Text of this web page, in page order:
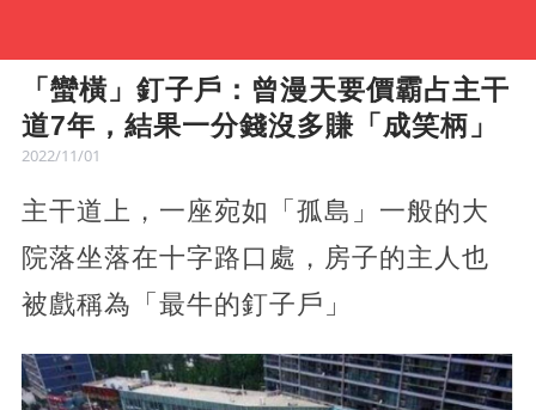
「蠻橫」釘子戶：曾漫天要價霸占主干
道7年，結果一分錢沒多賺「成笑柄」
2022/11/01
主干道上，一座宛如「孤島」一般的大
院落坐落在十字路口處，房子的主人也
被戲稱為「最牛的釘子戶」